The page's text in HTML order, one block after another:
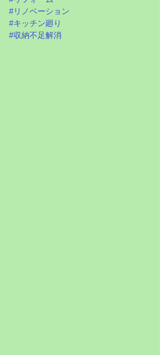
#リノベーション
#キッチン廻り
#収納不足解消